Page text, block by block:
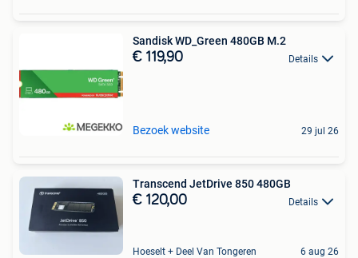
Sandisk WD_Green 480GB M.2
€ 119,90 Details
Bezoek website 29 jul 26
Transcend JetDrive 850 480GB
€ 120,00 Details
Hoeselt + Deel Van Tongeren 6 aug 26